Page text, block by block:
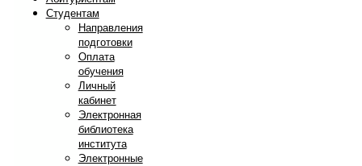
Студентам
Направления
подготовки
Оплата
обучения
Личный
кабинет
Электронная
библиотека
института
Электронные